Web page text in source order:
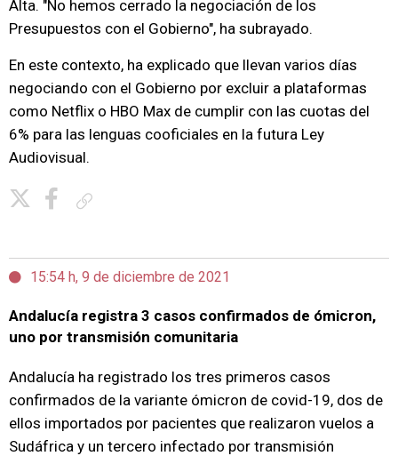
Alta. "No hemos cerrado la negociación de los
Presupuestos con el Gobierno", ha subrayado.
En este contexto, ha explicado que llevan varios días
negociando con el Gobierno por excluir a plataformas
como Netflix o HBO Max de cumplir con las cuotas del
6% para las lenguas cooficiales en la futura Ley
Audiovisual.
15:54 h, 9 de diciembre de 2021
Andalucía registra 3 casos confirmados de ómicron,
uno por transmisión comunitaria
Andalucía ha registrado los tres primeros casos
confirmados de la variante ómicron de covid-19, dos de
ellos importados por pacientes que realizaron vuelos a
Sudáfrica y un tercero infectado por transmisión